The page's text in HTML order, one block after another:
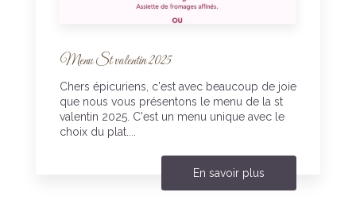
Menu St valentin 2025
Chers épicuriens, c'est avec beaucoup de joie
que nous vous présentons le menu de la st
valentin 2025. C'est un menu unique avec le
choix du plat....
En savoir plus